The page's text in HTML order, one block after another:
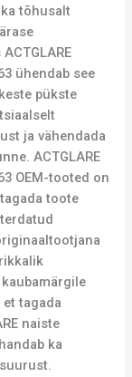
tõhusalt
ühendab see
pükste
ja vähendada
ACTGLARE
OEM-tooted on
toote
tagada
naiste
ka